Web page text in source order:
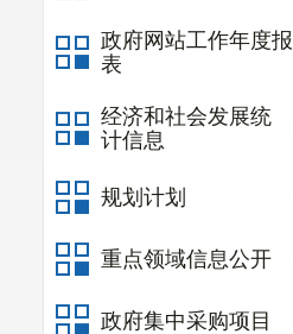
政府网站工作年度报
表
经济和社会发展统
计信息
规划计划
重点领域信息公开
政府集中采购项目